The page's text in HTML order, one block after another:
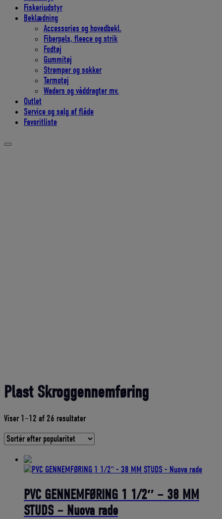
Fiskeriudstyr
Beklædning
Accessories og hovedbekl.
Fiberpels, fleece og strik
Fodtøj
Gummitøj
Strømper og sokker
Termotøj
Waders og våddragter mv.
Outlet
Service og salg af flåde
Favoritliste
Plast Skroggennemføring
Viser 1–12 af 26 resultaterSorteret
gennemsnitlig
PVC GENNEMFØRING 1 1/2″ – 38 MM
STUDS – Nuova rade